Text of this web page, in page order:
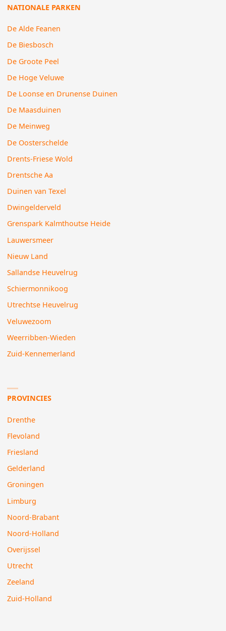
NATIONALE PARKEN
De Alde Feanen
De Biesbosch
De Groote Peel
De Hoge Veluwe
De Loonse en Drunense Duinen
De Maasduinen
De Meinweg
De Oosterschelde
Drents-Friese Wold
Drentsche Aa
Duinen van Texel
Dwingelderveld
Grenspark Kalmthoutse Heide
Lauwersmeer
Nieuw Land
Sallandse Heuvelrug
Schiermonnikoog
Utrechtse Heuvelrug
Veluwezoom
Weerribben-Wieden
Zuid-Kennemerland
PROVINCIES
Drenthe
Flevoland
Friesland
Gelderland
Groningen
Limburg
Noord-Brabant
Noord-Holland
Overijssel
Utrecht
Zeeland
Zuid-Holland